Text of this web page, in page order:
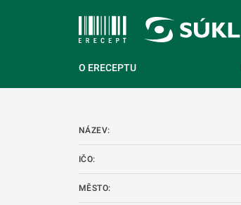
O ERECEPTU
NÁZEV:
IČO:
MĚSTO: